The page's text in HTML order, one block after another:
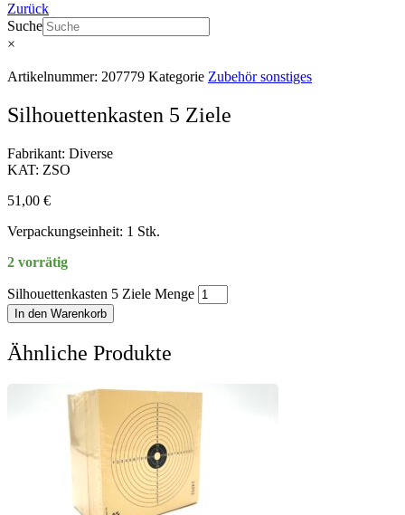
Zurück
Suche
×
Artikelnummer: 207779 Kategorie Zubehör sonstiges
Silhouettenkasten 5 Ziele
Fabrikant: Diverse
KAT: ZSO
51,00 €
Verpackungseinheit: 1 Stk.
2 vorrätig
Silhouettenkasten 5 Ziele Menge
In den Warenkorb
Ähnliche Produkte